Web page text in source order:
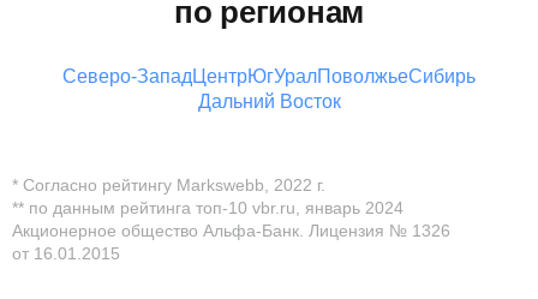
по регионам
Северо-Запад ЦентрЮгУралПоволжьеСибирь
Дальний Восток
* Согласно рейтингу Markswebb, 2022 г.
** по данным рейтинга топ-10 vbr.ru, январь 2024
Акционерное общество Альфа-Банк. Лицензия № 1326
от 16.01.2015